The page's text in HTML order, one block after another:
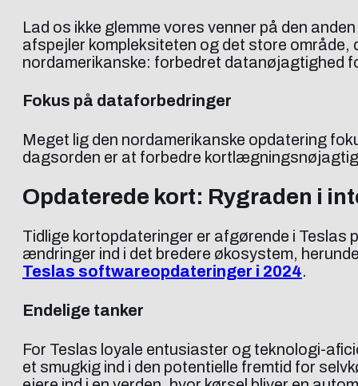
Lad os ikke glemme vores venner på den
afspejler kompleksiteten og det store område,
nordamerikanske: forbedret datanøjagtighed
Fokus på dataforbedringer
Meget lig den nordamerikanske opdatering
dagsorden er at forbedre
Opdaterede kort: Rygraden i
Tidlige kortopdateringer er afgørende i Teslas
ændringer ind i det bredere økosystem,
Teslas softwareopdateringer i 2024.
Endelige tanker
For Teslas loyale entusiaster og teknologi-
et smugkig ind i den potentielle fremtid for